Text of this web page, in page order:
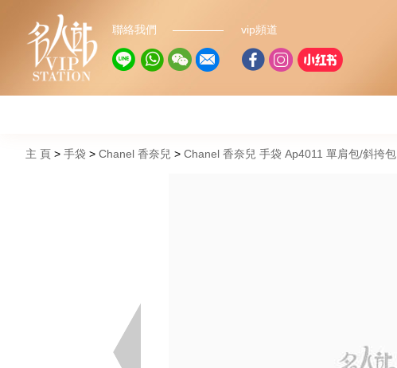
聯絡我們 vip頻道
主 頁 手袋 Chanel 香奈兒 Chanel 香奈兒 手袋 Ap4011 單肩包/斜挎包